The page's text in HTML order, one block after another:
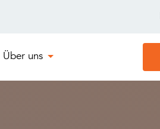
Über uns